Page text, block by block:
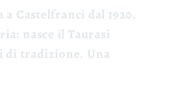
Castelfranci dal 1920.
nasce il Taurasi
di tradizione. Una